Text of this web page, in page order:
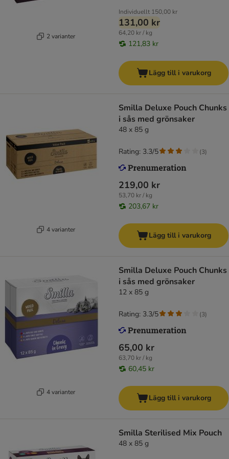
2 varianter
Individuellt 150,00 kr
131,00 kr
64,20 kr / kg
121,83 kr
Lägg till i varukorg
4 varianter
Smilla Deluxe Pouch Chunks
i sås med grönsaker
48 x 85 g
219,00 kr
53,70 kr / kg
203,67 kr
Rating: 3.3/5 (3)
Lägg till i varukorg
4 varianter
Smilla Deluxe Pouch Chunks
i sås med grönsaker
12 x 85 g
65,00 kr
63,70 kr / kg
60,45 kr
Rating: 3.3/5 (3)
Lägg till i varukorg
Smilla Sterilised Mix Pouch
48 x 85 g